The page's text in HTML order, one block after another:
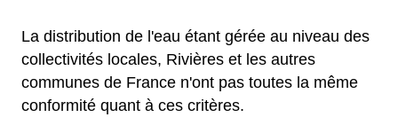
La distribution de l'eau étant gérée au niveau des
collectivités locales, Rivières et les autres
communes de France n'ont pas toutes la même
conformité quant à ces critères.